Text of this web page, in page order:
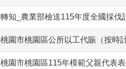
轉知_農業部檢送115年度全國採伐
桃園市桃園區公所以工代賑（按時
桃園市桃園區115年模範父親代表